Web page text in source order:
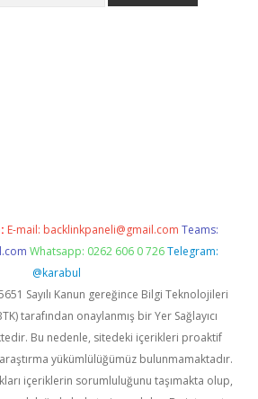
E-mail: backlinkpaneli@gmail.com Teams:
Whatsapp: 0262 606 0 726 Telegram:
@karabul
Sayılı Kanun gereğince Bilgi Teknolojileri
tarafından onaylanmış bir Yer Sağlayıcı
Bu nedenle, sitedeki içerikleri proaktif
yükümlülüğümüz bulunmamaktadır.
içeriklerin sorumluluğunu taşımakta olup,